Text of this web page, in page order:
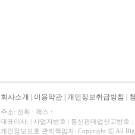
회사소개 이용약관 개인정보취급방침
주소: 전화 : 팩스 :
대표이사: | 사업자번호 | 통신판매업신고번호 :
개인정보보호 관리책임자: Copyright ⓒ All